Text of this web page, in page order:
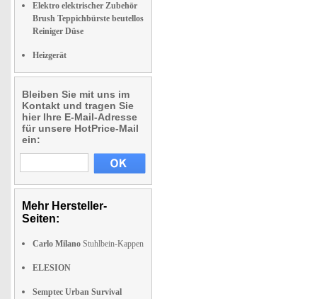
Elektro elektrischer Zubehör
Brush Teppichbürste beutellos
Reiniger Düse
Heizgerät
Bleiben Sie mit uns im
Kontakt und tragen Sie
hier Ihre E-Mail-Adresse
für unsere HotPrice-Mail
ein:
Mehr Hersteller-
Seiten:
Carlo Milano Stuhlbein-Kappen
ELESION
Semptec Urban Survival